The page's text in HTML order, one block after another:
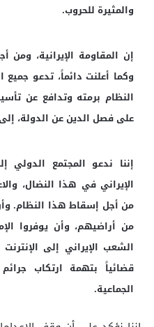
والمثيرة للحروب.
إن المقاومة الإيرانية، ومن
وكما أعلنت دائماً، تدعو
النظام برمته وتدافع عن
على فصل الدين عن الدولة،
إننا ندعو المجتمع
الإيراني في هذا النضال،
من أجل إسقاط هذا النظام.
من أراضيهم، وأن يوفروا
الشعب الإيراني إلى
قضائياً بتهمة ارتكاب
الجماعية.